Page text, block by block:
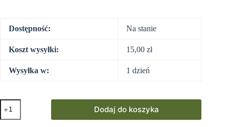
Dostępność: Na stanie
Koszt wysyłki: 15,00 zł
Wysyłka w: 1 dzień
ilość
Kurtyna
świetlna
Dodaj do koszyka